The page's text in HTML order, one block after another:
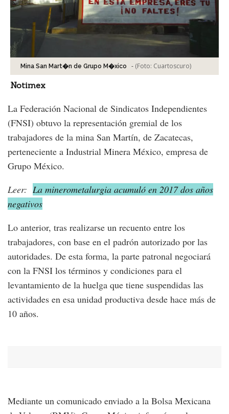
Mina San Mart�n de Grupo M�xico - (Foto: Cuartoscuro)
Notimex
La Federación Nacional de Sindicatos Independientes
(FNSI) obtuvo la representación gremial de los
trabajadores de la mina San Martín, de Zacatecas,
perteneciente a Industrial Minera México, empresa de
Grupo México.
Leer: La minerometalurgia acumuló en 2017 dos años
negativos
Lo anterior, tras realizarse un recuento entre los
trabajadores, con base en el padrón autorizado por las
autoridades. De esta forma, la parte patronal negociará
con la FNSI los términos y condiciones para el
levantamiento de la huelga que tiene suspendidas las
actividades en esa unidad productiva desde hace más de
10 años.
Mediante un comunicado enviado a la Bolsa Mexicana